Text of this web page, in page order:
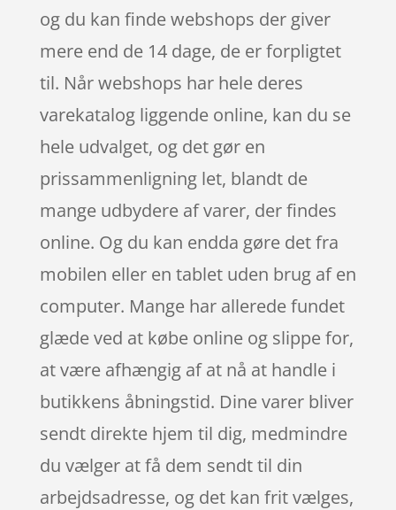
og du kan finde webshops der giver
mere end de 14 dage, de er forpligtet
til. Når webshops har hele deres
varekatalog liggende online, kan du se
hele udvalget, og det gør en
prissammenligning let, blandt de
mange udbydere af varer, der findes
online. Og du kan endda gøre det fra
mobilen eller en tablet uden brug af en
computer. Mange har allerede fundet
glæde ved at købe online og slippe for,
at være afhængig af at nå at handle i
butikkens åbningstid. Dine varer bliver
sendt direkte hjem til dig, medmindre
du vælger at få dem sendt til din
arbejdsadresse, og det kan frit vælges,